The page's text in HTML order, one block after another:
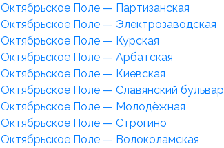
Октябрьское Поле — Партизанская
Октябрьское Поле — Электрозаводская
Октябрьское Поле — Курская
Октябрьское Поле — Арбатская
Октябрьское Поле — Киевская
Октябрьское Поле — Славянский бульвар
Октябрьское Поле — Молодёжная
Октябрьское Поле — Строгино
Октябрьское Поле — Волоколамская